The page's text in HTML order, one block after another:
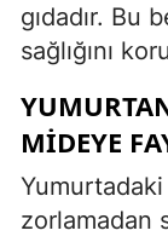
gıdadır. Bu
sağlığını
MIDEYE
zorlamadan